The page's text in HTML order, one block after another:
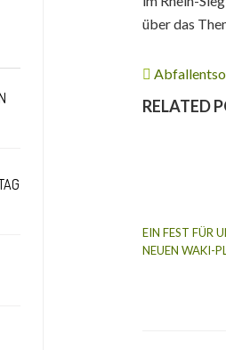
über das
RELATED
EIN FEST FÜR
NEUEN WAKI-